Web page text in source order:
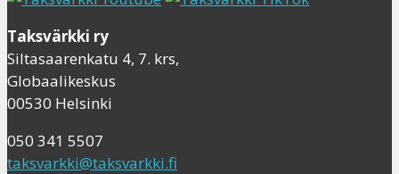
Taksvärkki ry
Siltasaarenkatu 4, 7. krs,
Globaalikeskus
00530 Helsinki
050 341 5507
taksvarkki@taksvarkki.fi